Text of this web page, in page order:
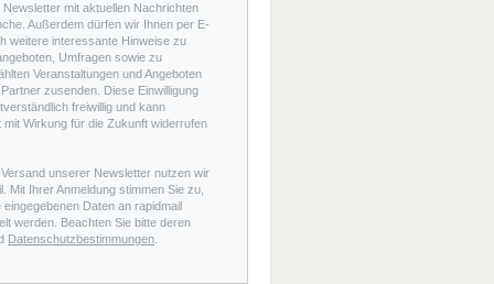
Newsletter mit aktuellen Nachrichten
Außerdem dürfen wir Ihnen per E-
weitere interessante Hinweise zu
Umfragen sowie zu
Veranstaltungen und Angeboten
zusenden. Diese Einwilligung
freiwillig und kann
mit Wirkung für die Zukunft widerrufen
Versand unserer Newsletter nutzen wir
Mit Ihrer Anmeldung stimmen Sie zu,
eingegebenen Daten an rapidmail
werden. Beachten Sie bitte deren
Datenschutzbestimmungen.